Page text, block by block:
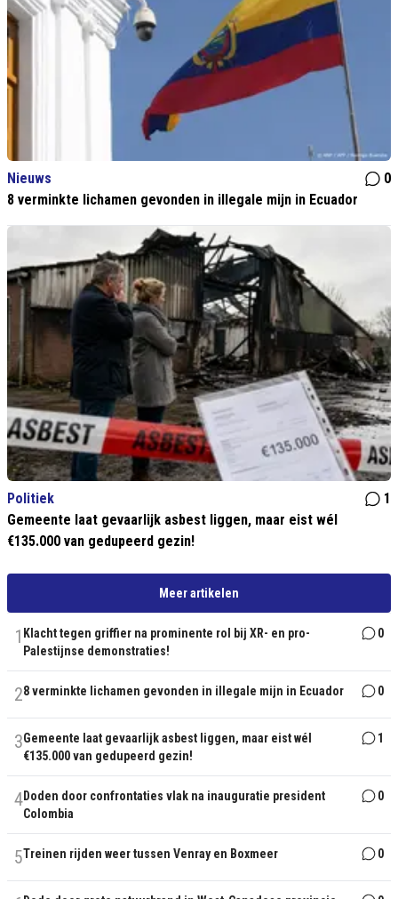
Nieuws
0
8 verminkte lichamen gevonden in illegale mijn in Ecuador
Politiek
1
Gemeente laat gevaarlijk asbest liggen, maar eist wél
€135.000 van gedupeerd gezin!
Meer artikelen
1 Klacht tegen griffier na prominente rol bij XR- en pro-
Palestijnse demonstraties!
0
28 verminkte lichamen gevonden in illegale mijn in Ecuador 0
3Gemeente laat gevaarlijk asbest liggen, maar eist wél
€135.000 van gedupeerd gezin!
1
4Doden door confrontaties vlak na inauguratie president
Colombia
0
5Treinen rijden weer tussen Venray en Boxmeer 0